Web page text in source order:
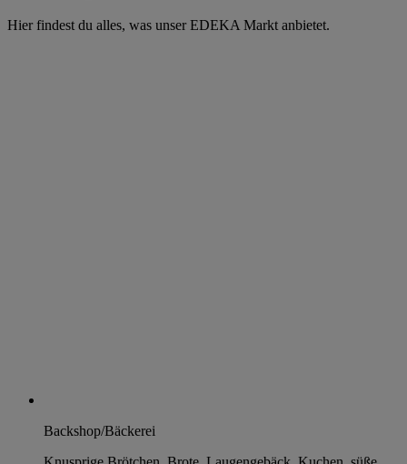
Hier findest du alles, was unser EDEKA Markt anbietet.
Backshop/Bäckerei